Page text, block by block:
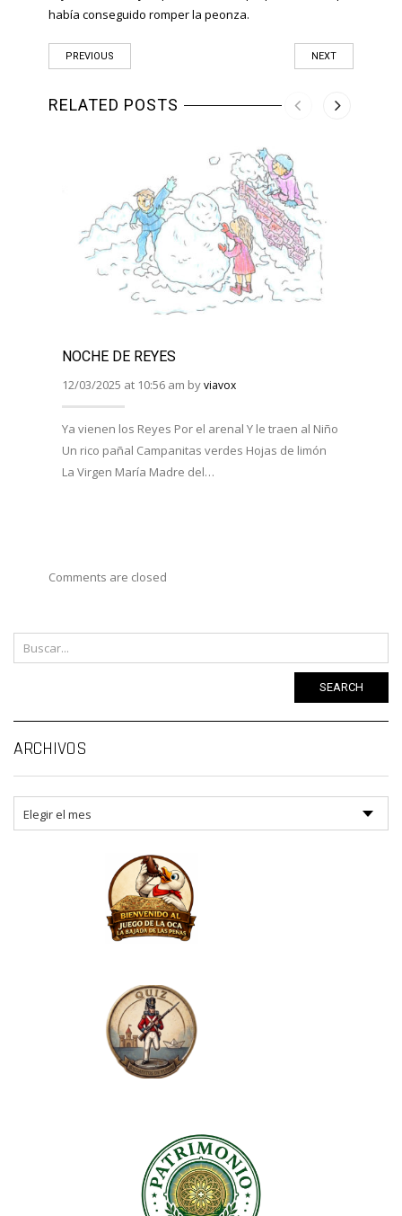
había conseguido romper la peonza.
PREVIOUS NEXT
RELATED POSTS
NOCHE DE REYES
12/03/2025 at 10:56 am byviavox
Ya vienen los Reyes Por el arenal Y le traen al Niño
Un rico pañal Campanitas verdes Hojas de limón
La Virgen María Madre del…
Comments are closed
SEARCH
ARCHIVOS